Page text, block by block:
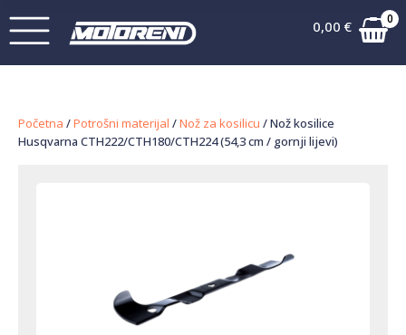
0,00 € 0
Početna /Potrošni materijal /Nož za kosilicu / Nož kosilice
Husqvarna CTH222/CTH180/CTH224 (54,3 cm / gornji lijevi)